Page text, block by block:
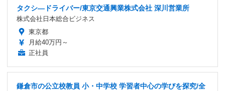
タクシ―ドライバー/東京交通興業株式会社 深川営業所
株式会社日本総合ビジネス
東京都
月給40万円～
正社員
鎌倉市の公立校教員 小・中学校 学習者中心の学びを探究/全